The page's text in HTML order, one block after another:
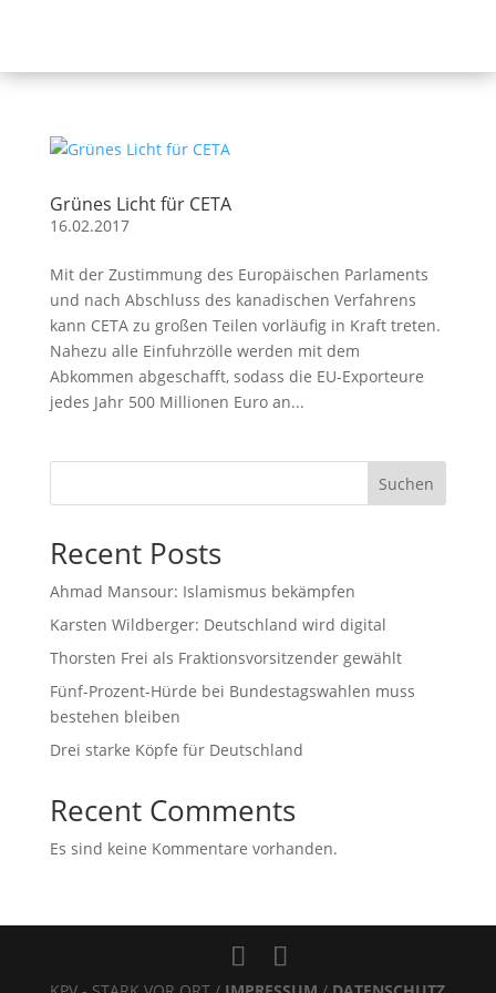
Grünes Licht für CETA
16.02.2017
Mit der Zustimmung des Europäischen Parlaments
und nach Abschluss des kanadischen Verfahrens
kann CETA zu großen Teilen vorläufig in Kraft treten.
Nahezu alle Einfuhrzölle werden mit dem
Abkommen abgeschafft, sodass die EU-Exporteure
jedes Jahr 500 Millionen Euro an...
Suchen
Recent Posts
Ahmad Mansour: Islamismus bekämpfen
Karsten Wildberger: Deutschland wird digital
Thorsten Frei als Fraktionsvorsitzender gewählt
Fünf-Prozent-Hürde bei Bundestagswahlen muss
bestehen bleiben
Drei starke Köpfe für Deutschland
Recent Comments
Es sind keine Kommentare vorhanden.